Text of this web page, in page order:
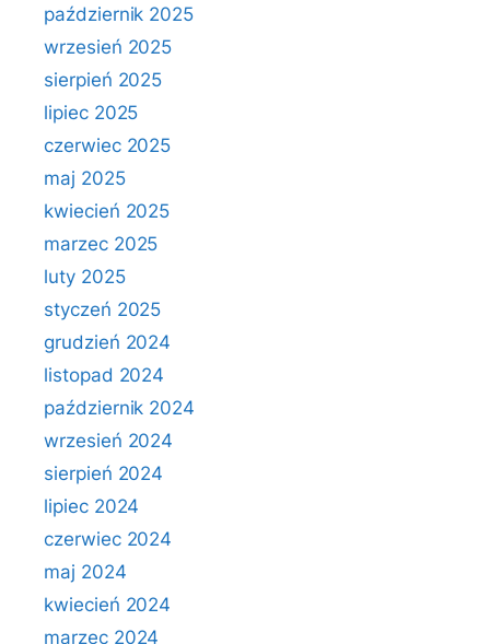
październik 2025
wrzesień 2025
sierpień 2025
lipiec 2025
czerwiec 2025
maj 2025
kwiecień 2025
marzec 2025
luty 2025
styczeń 2025
grudzień 2024
listopad 2024
październik 2024
wrzesień 2024
sierpień 2024
lipiec 2024
czerwiec 2024
maj 2024
kwiecień 2024
marzec 2024